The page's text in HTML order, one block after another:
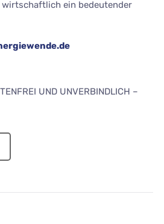
wirtschaftlich ein bedeutender
UND UNVERBINDLICH –